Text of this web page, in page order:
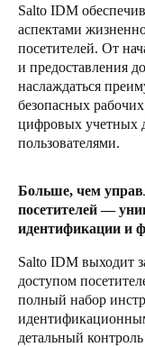
Sweden
SvenskaEnglish
Norway
Norsk
Finnish
Salto IDM
аспектами
посетителей. От
и предоставления
наслаждаться
безопасных
цифровых учетных
пользователями.
Больше, чем
посетителей —
идентификации и
Salto IDM выходит
доступом
полный набор
детальный